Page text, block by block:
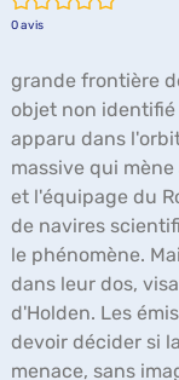
0avis
grande frontière
objet non identifié
apparu dans
massive qui
et l'équipage du
de navires
le phénomène.
dans leur dos,
d'Holden. Les
devoir décider si
menace, sans